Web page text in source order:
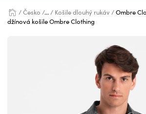
Česko ... Košile dlouhý rukáv
Ombre
džínová košile Ombre Clothing